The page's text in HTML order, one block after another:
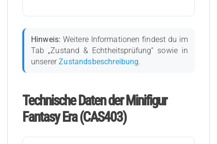
Hinweis: Weitere Informationen findest du im
Tab „Zustand & Echtheitsprüfung“ sowie in
unsererZustandsbeschreibung.
Technische Daten der Minifigur
Fantasy Era (CAS403)